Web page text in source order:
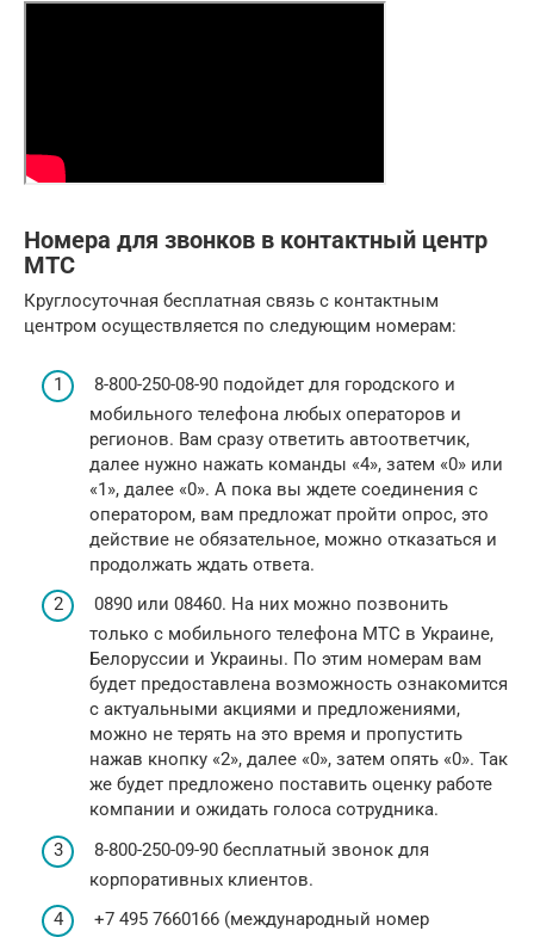
Номера для звонков в контактный центр
МТС
Круглосуточная бесплатная связь с контактным
центром осуществляется по следующим номерам:
8-800-250-08-90 подойдет для городского и
мобильного телефона любых операторов и
регионов. Вам сразу ответить автоответчик,
далее нужно нажать команды «4», затем «0» или
«1», далее «0». А пока вы ждете соединения с
оператором, вам предложат пройти опрос, это
действие не обязательное, можно отказаться и
продолжать ждать ответа.
0890 или 08460. На них можно позвонить
только с мобильного телефона МТС в Украине,
Белоруссии и Украины. По этим номерам вам
будет предоставлена возможность ознакомится
с актуальными акциями и предложениями,
можно не терять на это время и пропустить
нажав кнопку «2», далее «0», затем опять «0». Так
же будет предложено поставить оценку работе
компании и ожидать голоса сотрудника.
8-800-250-09-90 бесплатный звонок для
корпоративных клиентов.
+7 495 7660166 (международный номер